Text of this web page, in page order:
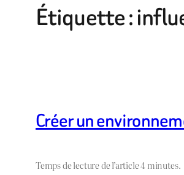
Étiquette :
Créer un
Temps de lecture de l’article 4 minutes.